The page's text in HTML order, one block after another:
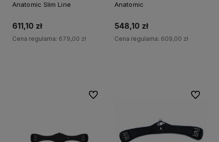
Anatomic Slim Line
611,10 zł
Cena regularna: 679,00 zł
Anatomic
548,10 zł
Cena regularna: 609,00 zł
Do ulubionych Do